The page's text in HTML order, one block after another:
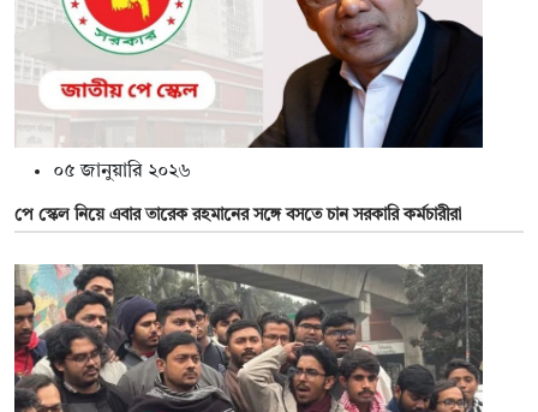
০৫ জানুয়ারি ২০২৬
পে স্কেল নিয়ে এবার তারেক রহমানের সঙ্গে বসতে চান সরকারি কর্মচারীরা